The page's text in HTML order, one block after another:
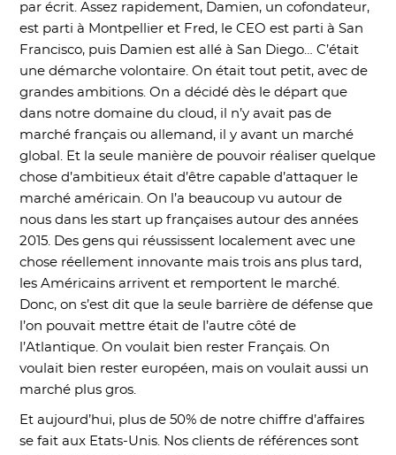
par écrit. Assez rapidement, Damien, un cofondateur,
est parti à Montpellier et Fred, le CEO est parti à San
Francisco, puis Damien est allé à San Diego… C’était
une démarche volontaire. On était tout petit, avec de
grandes ambitions. On a décidé dès le départ que
dans notre domaine du cloud, il n’y avait pas de
marché français ou allemand, il y avant un marché
global. Et la seule manière de pouvoir réaliser quelque
chose d’ambitieux était d’être capable d’attaquer le
marché américain. On l’a beaucoup vu autour de
nous dans les start up françaises autour des années
2015. Des gens qui réussissent localement avec une
chose réellement innovante mais trois ans plus tard,
les Américains arrivent et remportent le marché.
Donc, on s’est dit que la seule barrière de défense que
l’on pouvait mettre était de l’autre côté de
l’Atlantique. On voulait bien rester Français. On
voulait bien rester européen, mais on voulait aussi un
marché plus gros.
Et aujourd’hui, plus de 50% de notre chiffre d’affaires
se fait aux Etats-Unis. Nos clients de références sont